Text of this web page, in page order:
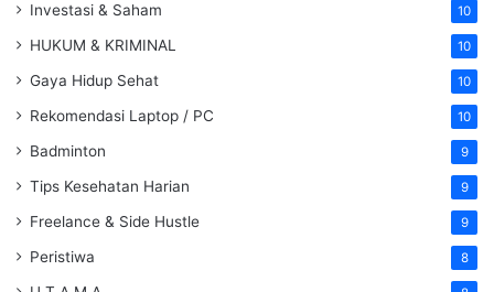
Investasi & Saham 10
HUKUM & KRIMINAL 10
Gaya Hidup Sehat 10
Rekomendasi Laptop / PC 10
Badminton 9
Tips Kesehatan Harian 9
Freelance & Side Hustle 9
Peristiwa 8